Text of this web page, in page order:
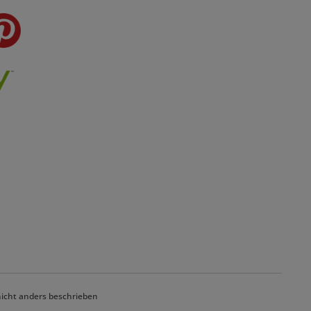
anders beschrieben